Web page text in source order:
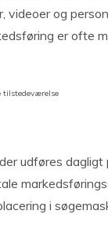
videoer og
er ofte
tilstedeværelse
udføres
i